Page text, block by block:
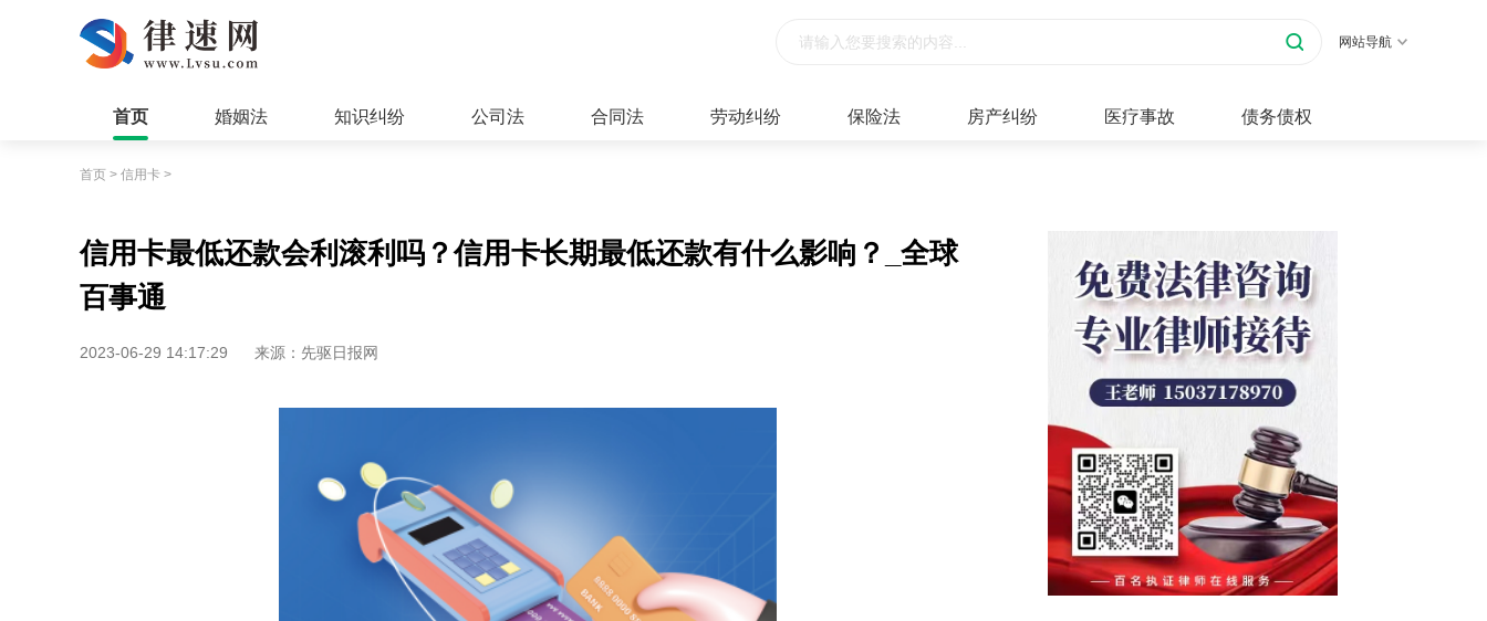
网站导航
首页 婚姻法 知识纠纷 公司法 合同法 劳动纠纷 保险法 房产纠纷 医疗事故 债务债权
首页 > 信用卡 >
信用卡最低还款会利滚利吗？信用卡长期最低还款有什么影响？_全球
百事通
2023-06-29 14:17:29 来源：先驱日报网